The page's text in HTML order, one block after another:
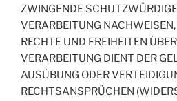
ZWINGENDE
VERARBEITUNG
RECHTE UND FREIHEITEN
VERARBEITUNG DIENT DER
AUSÜBUNG ODER
RECHTSANSPRÜCHEN